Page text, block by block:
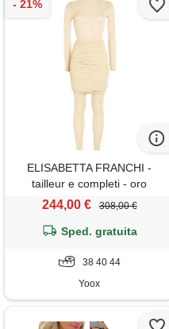
ELISABETTA FRANCHI -
tailleur e completi - oro
244,00 € 308,00 €
Sped. gratuita
38 40 44
Yoox